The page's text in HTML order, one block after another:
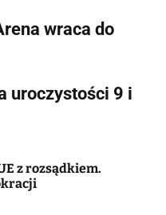
wraca do
uroczystości 9 i
z rozsądkiem.